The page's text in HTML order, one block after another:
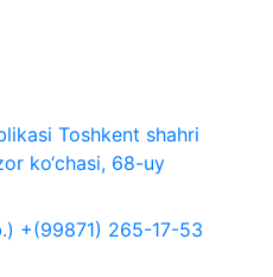
Toshkent shahri
ko‘chasi, 68-uy
+(99871) 265-17-53